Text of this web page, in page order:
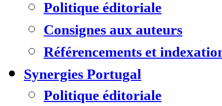
Politique éditoriale
Consignes aux auteurs
Référencements et
Synergies Portugal
Politique éditoriale